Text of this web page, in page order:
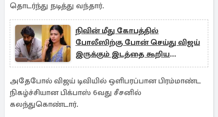
தொடர்ந்து நடித்து வந்தார்.
நிவின் மீது கோபத்தில்
போலீஸிற்கு போன் செய்து விஜய்
இருக்கும் இடத்தை கூறிய
யமுனா... மகாநதி சீரியல் பரபரப்பு
புரொமோ
அதேபோல் விஜய் டிவியில் ஒளிபரப்பான பிரம்மாண்ட
நிகழ்ச்சியான பிக்பாஸ் 6வது சீசனில்
கலந்துகொண்டார்.